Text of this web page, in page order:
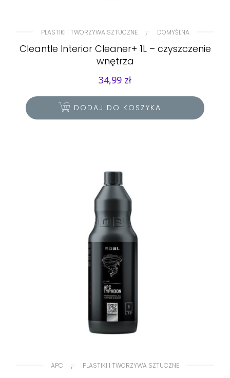
PLASTIKI I TWORZYWA SZTUCZNE , DOMYŚLNA
Cleantle Interior Cleaner+ 1L – czyszczenie
wnętrza
34,99 zł
DODAJ DO KOSZYKA
APC , PLASTIKI I TWORZYWA SZTUCZNE